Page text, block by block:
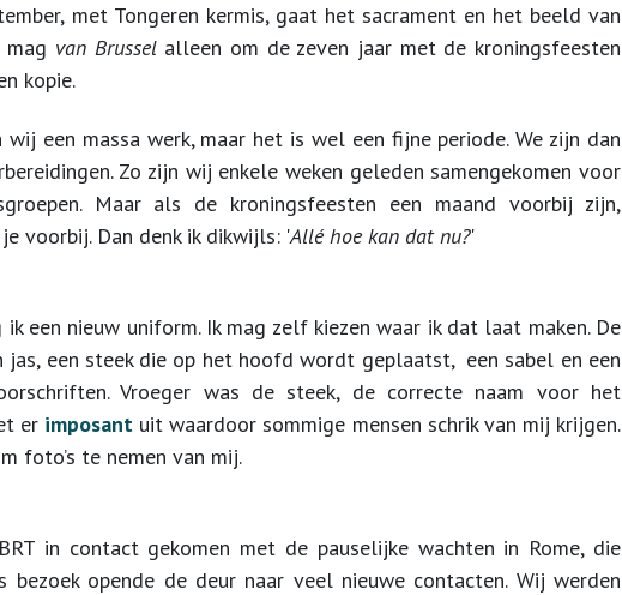
met Tongeren kermis, gaat het sacrament en het beeld van
mag van Brusselalleen om de zeven jaar met de kroningsfeesten
kopie.
wij een massa werk, maar het is wel een fijne periode. We zijn dan
Zo zijn wij enkele weken geleden samengekomen voor
Maar als de kroningsfeesten een maand voorbij zijn,
voorbij. Dan denk ik dikwijls: 'Allé hoe kan dat nu?'
een nieuw uniform. Ik mag zelf kiezen waar ik dat laat maken. De
een steek die op het hoofd wordt geplaatst, een sabel en een
Vroeger was de steek, de correcte naam voor het
er imposant uit waardoor sommige mensen schrik van mij krijgen.
foto’s te nemen van mij.
in contact gekomen met de pauselijke wachten in Rome, die
opende de deur naar veel nieuwe contacten. Wij werden